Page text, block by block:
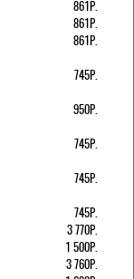
861Р.
861Р.
861Р.
745Р.
950Р.
745Р.
745Р.
745Р.
3 770Р.
1 500Р.
3 760Р.